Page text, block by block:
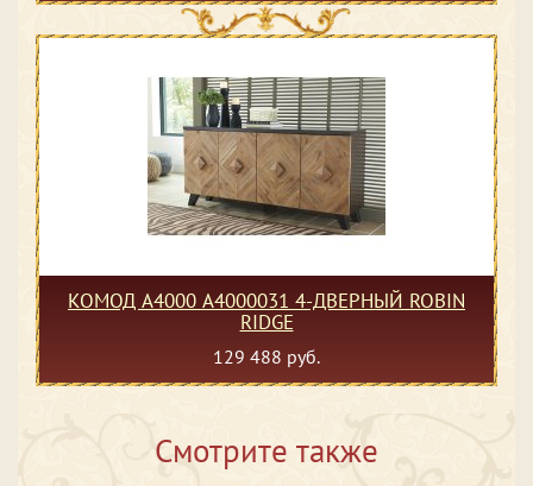
КОМОД A4000 A4000031 4-ДВЕРНЫЙ ROBIN
RIDGE
129 488 руб.
Смотрите также